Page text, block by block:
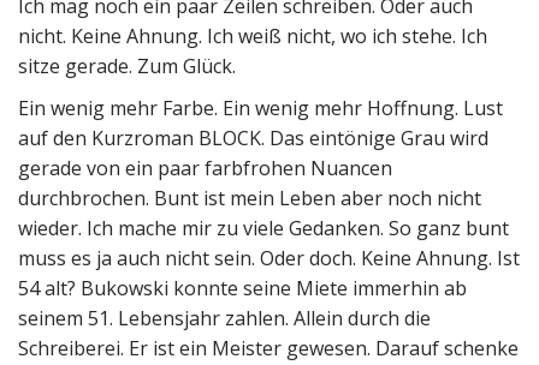
Ich mag noch ein paar Zeilen schreiben. Oder auch
nicht. Keine Ahnung. Ich weiß nicht, wo ich stehe. Ich
sitze gerade. Zum Glück.
Ein wenig mehr Farbe. Ein wenig mehr Hoffnung. Lust
auf den Kurzroman BLOCK. Das eintönige Grau wird
gerade von ein paar farbfrohen Nuancen
durchbrochen. Bunt ist mein Leben aber noch nicht
wieder. Ich mache mir zu viele Gedanken. So ganz bunt
muss es ja auch nicht sein. Oder doch. Keine Ahnung. Ist
54 alt? Bukowski konnte seine Miete immerhin ab
seinem 51. Lebensjahr zahlen. Allein durch die
Schreiberei. Er ist ein Meister gewesen. Darauf schenke